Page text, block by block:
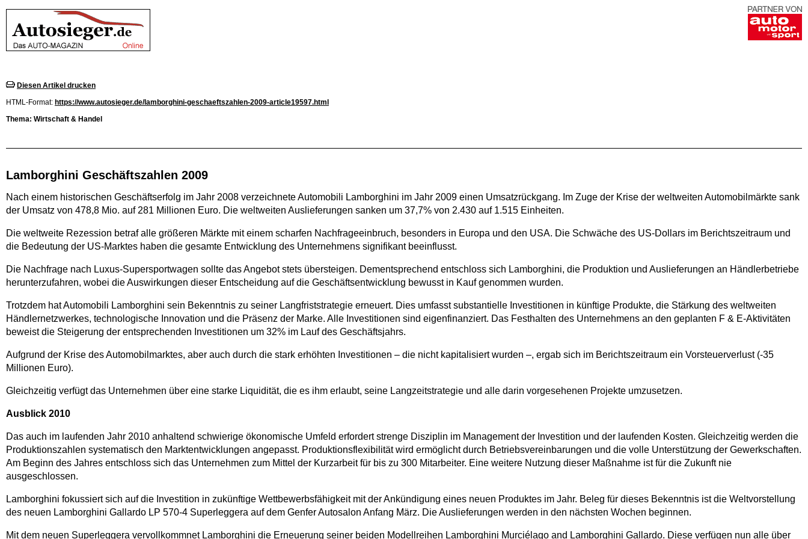
Diesen Artikel drucken
HTML-Format: https://www.autosieger.de/lamborghini-geschaeftszahlen-2009-article19597.html
Thema: Wirtschaft & Handel
Lamborghini Geschäftszahlen 2009
Nach einem historischen Geschäftserfolg im Jahr 2008 verzeichnete Automobili Lamborghini im Jahr 2009 einen Umsatzrückgang. Im Zuge der Krise der weltweiten Automobilmärkte sank
der Umsatz von 478,8 Mio. auf 281 Millionen Euro. Die weltweiten Auslieferungen sanken um 37,7% von 2.430 auf 1.515 Einheiten.
Die weltweite Rezession betraf alle größeren Märkte mit einem scharfen Nachfrageeinbruch, besonders in Europa und den USA. Die Schwäche des US-Dollars im Berichtszeitraum und
die Bedeutung der US-Marktes haben die gesamte Entwicklung des Unternehmens signifikant beeinflusst.
Die Nachfrage nach Luxus-Supersportwagen sollte das Angebot stets übersteigen. Dementsprechend entschloss sich Lamborghini, die Produktion und Auslieferungen an Händlerbetriebe
herunterzufahren, wobei die Auswirkungen dieser Entscheidung auf die Geschäftsentwicklung bewusst in Kauf genommen wurden.
Trotzdem hat Automobili Lamborghini sein Bekenntnis zu seiner Langfriststrategie erneuert. Dies umfasst substantielle Investitionen in künftige Produkte, die Stärkung des weltweiten
Händlernetzwerkes, technologische Innovation und die Präsenz der Marke. Alle Investitionen sind eigenfinanziert. Das Festhalten des Unternehmens an den geplanten F & E-Aktivitäten
beweist die Steigerung der entsprechenden Investitionen um 32% im Lauf des Geschäftsjahrs.
Aufgrund der Krise des Automobilmarktes, aber auch durch die stark erhöhten Investitionen – die nicht kapitalisiert wurden –, ergab sich im Berichtszeitraum ein Vorsteuerverlust (-35
Millionen Euro).
Gleichzeitig verfügt das Unternehmen über eine starke Liquidität, die es ihm erlaubt, seine Langzeitstrategie und alle darin vorgesehenen Projekte umzusetzen.
Ausblick 2010
Das auch im laufenden Jahr 2010 anhaltend schwierige ökonomische Umfeld erfordert strenge Disziplin im Management der Investition und der laufenden Kosten. Gleichzeitig werden die
Produktionszahlen systematisch den Marktentwicklungen angepasst. Produktionsflexibilität wird ermöglicht durch Betriebsvereinbarungen und die volle Unterstützung der Gewerkschaften.
Am Beginn des Jahres entschloss sich das Unternehmen zum Mittel der Kurzarbeit für bis zu 300 Mitarbeiter. Eine weitere Nutzung dieser Maßnahme ist für die Zukunft nie
ausgeschlossen.
Lamborghini fokussiert sich auf die Investition in zukünftige Wettbewerbsfähigkeit mit der Ankündigung eines neuen Produktes im Jahr. Beleg für dieses Bekenntnis ist die Weltvorstellung
des neuen Lamborghini Gallardo LP 570-4 Superleggera auf dem Genfer Autosalon Anfang März. Die Auslieferungen werden in den nächsten Wochen beginnen.
Mit dem neuen Superleggera vervollkommnet Lamborghini die Erneuerung seiner beiden Modellreihen Lamborghini Murciélago and Lamborghini Gallardo. Diese verfügen nun alle über